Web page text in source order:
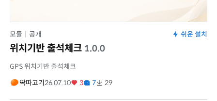
모듈 공개 쉬운 설치
위치기반 출석체크 1.0.0
GPS 위치기반 출석체크
딱따고기26.07.10 3 7 29